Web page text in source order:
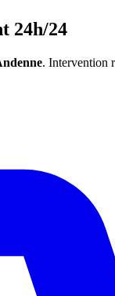
24h/24
. Intervention